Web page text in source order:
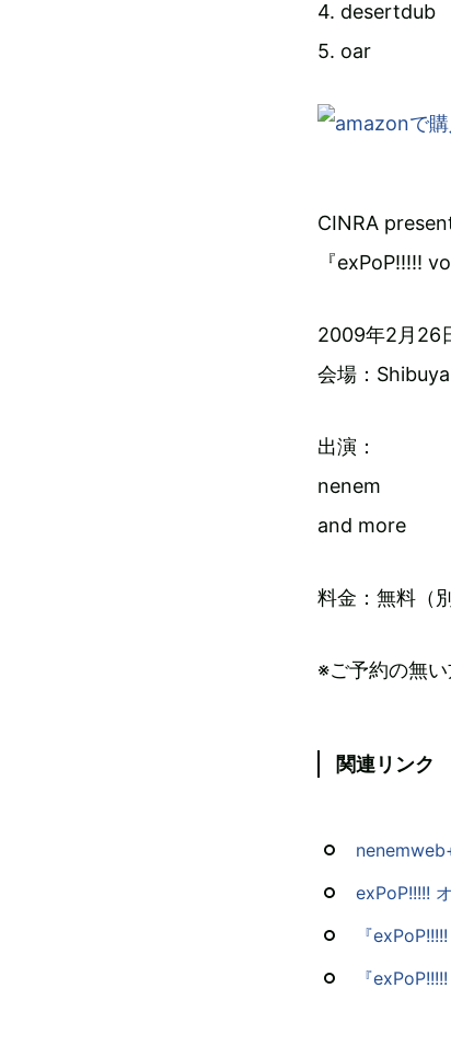
4. desertdub
5. oar
CINRA
『exPoP!!!!!
2009年2月26
会場：
出演：
nenem
and more
料金：無料（
※ご予約の無
関連リンク
exPoP!!!!!
『
『